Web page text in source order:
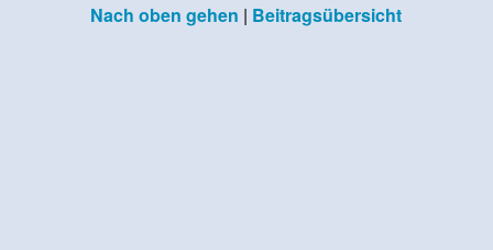
Nach oben gehen | Beitragsübersicht